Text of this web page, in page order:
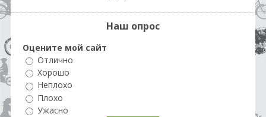
Наш опрос
Оцените мой сайт
Отлично
Хорошо
Неплохо
Плохо
Ужасно